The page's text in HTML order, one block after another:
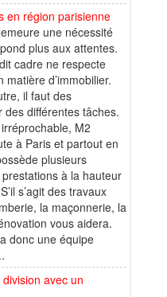
en région parisienne
une nécessité
plus aux attentes.
cadre ne respecte
d’immobilier.
il faut des
des différentes tâches.
M2
à Paris et partout en
plusieurs
à la hauteur
s’agit des travaux
la maçonnerie, la
vous aidera.
donc une équipe
avec un